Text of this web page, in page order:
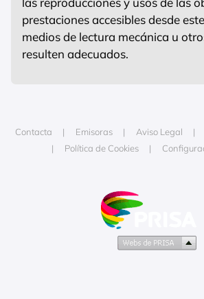
prestaciones accesibles desde
medios de lectura mecánica u
resulten adecuados.
Contacta Emisoras Aviso Legal
Política de Cookies